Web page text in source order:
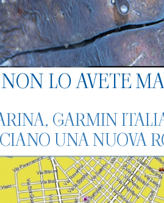
LO AVETE
GARMIN
UNA NUOVA